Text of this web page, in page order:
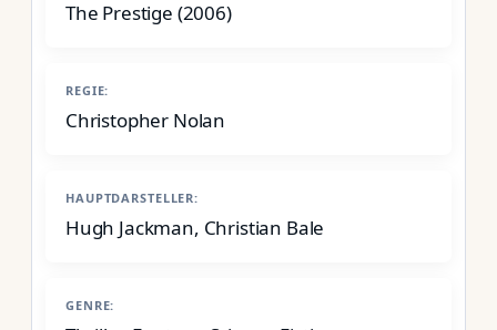
The Prestige (2006)
REGIE:
Christopher Nolan
HAUPTDARSTELLER:
Hugh Jackman, Christian Bale
GENRE: